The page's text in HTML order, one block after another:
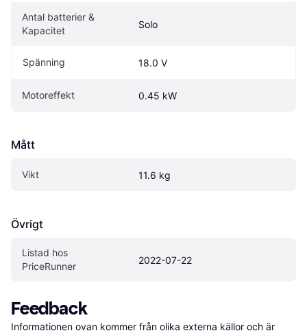
Antal batterier &
Kapacitet
Solo
Spänning 18.0 V
Motoreffekt 0.45 kW
Mått
Vikt 11.6 kg
Övrigt
Listad hos
PriceRunner
2022-07-22
Feedback
Informationen ovan kommer från olika externa källor och är